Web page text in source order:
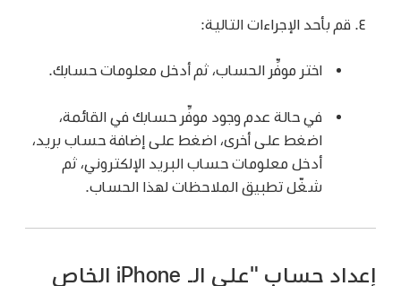
قم بأحد الإجراءات التالية:
اختر موفِّر الحساب، ثم أدخل معلومات حسابك.
في حالة عدم وجود موفِّر حسابك في القائمة،
اضغط على أخرى، اضغط على إضافة حساب بريد،
أدخل معلومات حساب البريد الإلكتروني، ثم
شغّل تطبيق الملاحظات لهذا الحساب.
إعداد حساب "على الـ iPhone الخاص